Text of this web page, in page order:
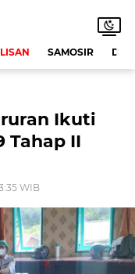
SAMOSIR
Ikuti
Tahap II
WIB